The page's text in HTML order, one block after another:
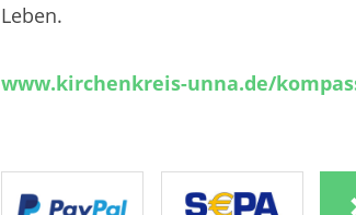
Leben.
www.kirchenkreis-unna.de/